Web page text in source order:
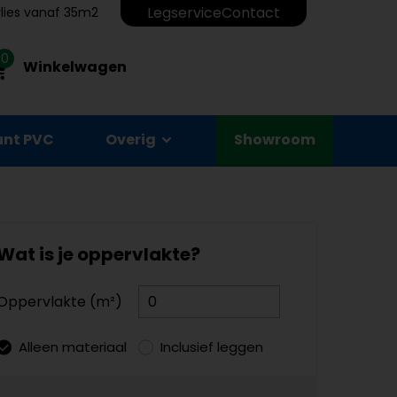
vanaf 35m2 LegserviceContact
0 Winkelwagen
PVC Overig Showroom
is je oppervlakte?
(m²)
Alleen materiaal Inclusief leggen